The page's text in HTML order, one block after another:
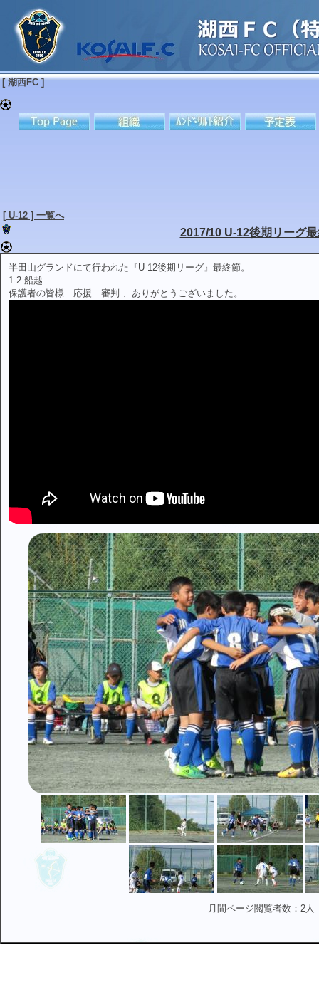
[ 湖西FC ]
[ U-12 ] 一覧へ
2017/10 U-12後期リーグ
半田山グランドにて行われた『U-12後期リーグ』最終節。
1-2 船越
保護者の皆様 応援 審判 、ありがとうございました。
月間ページ閲覧者数：2人